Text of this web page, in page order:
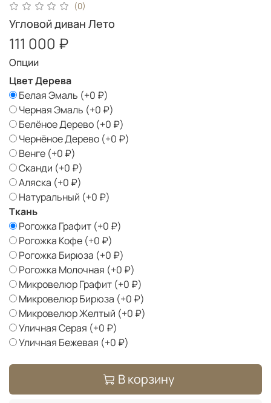
(0)
Угловой диван Лето
111 000 ₽
Опции
Цвет Дерева
Белая Эмаль (+0 ₽)
Черная Эмаль (+0 ₽)
Белёное Дерево (+0 ₽)
Чернёное Дерево (+0 ₽)
Венге (+0 ₽)
Сканди (+0 ₽)
Аляска (+0 ₽)
Натуральный (+0 ₽)
Ткань
Рогожка Графит (+0 ₽)
Рогожка Кофе (+0 ₽)
Рогожка Бирюза (+0 ₽)
Рогожка Молочная (+0 ₽)
Микровелюр Графит (+0 ₽)
Микровелюр Бирюза (+0 ₽)
Микровелюр Желтый (+0 ₽)
Уличная Серая (+0 ₽)
Уличная Бежевая (+0 ₽)
В корзину